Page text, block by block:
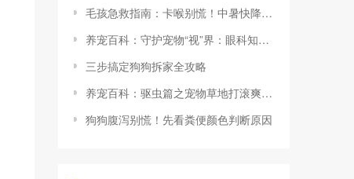
毛孩急救指南：卡喉别慌！中暑快降！CPR秒变“铲屎官超人”
养宠百科：守护宠物“视”界：眼科知识科普大全
三步搞定狗狗拆家全攻略
养宠百科：驱虫篇之宠物草地打滚爽翻天
狗狗腹泻别慌！先看粪便颜色判断原因